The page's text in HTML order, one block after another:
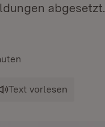
abgesetzt.
Text vorlesen